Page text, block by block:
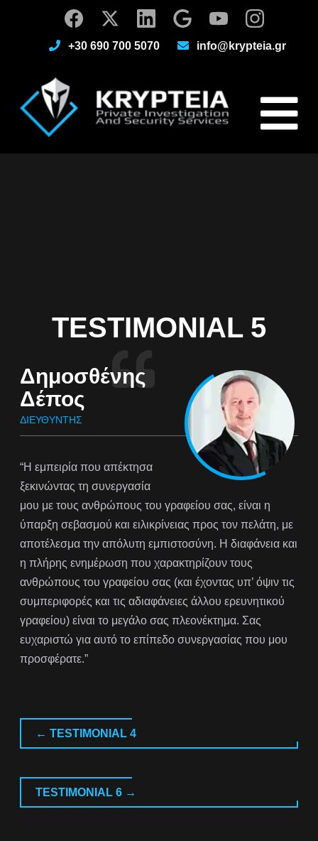
+30 690 700 5070 info@krypteia.gr
TESTIMONIAL 5
Δημοσθένης
Δέπος
ΔΙΕΥΘΥΝΤΉΣ
“Η εμπειρία που απέκτησα
ξεκινώντας τη συνεργασία
μου με τους ανθρώπους του γραφείου σας, είναι η
ύπαρξη σεβασμού και ειλικρίνειας προς τον πελάτη, με
αποτέλεσμα την απόλυτη εμπιστοσύνη. Η διαφάνεια και
η πλήρης ενημέρωση που χαρακτηρίζουν τους
ανθρώπους του γραφείου σας (και έχοντας υπ’ όψιν τις
συμπεριφορές και τις αδιαφάνειες άλλου ερευνητικού
γραφείου) είναι το μεγάλο σας πλεονέκτημα. Σας
ευχαριστώ για αυτό το επίπεδο συνεργασίας που μου
προσφέρατε.”
← TESTIMONIAL 4
TESTIMONIAL 6 →